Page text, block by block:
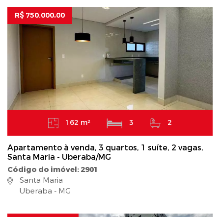
R$ 750.000,00
162 m² 3 2
Apartamento à venda, 3 quartos, 1 suíte, 2 vagas,
Santa Maria - Uberaba/MG
Código do imóvel: 2901
Santa Maria
Uberaba - MG